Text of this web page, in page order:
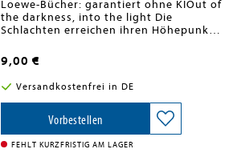
Loewe-Bücher: garantiert ohne KIOut of
the darkness, into the light Die
Schlachten erreichen ihren Höhepunkt!
Duell gegen den Royal Paladin Jan.
Milias Gruppe durchbricht die
Verteidigung der "Eisernen Wand", um
an die indizierten Bücher zu gelangen.
Und auch der Royal Paladin Isaac muss
gleißende Geschütze auffahren, den
König zu beschützen. Wer wird am Ende
siegreich hervorgehen? Als der Staub
9,00 €
Versandkostenfrei in DE
Vorbestellen
FEHLT KURZFRISTIG AM LAGER